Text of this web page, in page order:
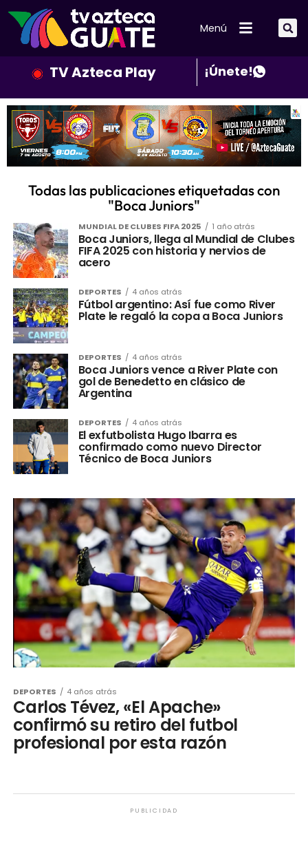
Menú
TV Azteca Play ¡Únete!
Todas las publicaciones etiquetadas con
"Boca Juniors"
MUNDIAL DE CLUBES FIFA 2025 1 año atrás
Boca Juniors, llega al Mundial de Clubes
FIFA 2025 con historia y nervios de
acero
DEPORTES 4 años atrás
Fútbol argentino: Así fue como River
Plate le regaló la copa a Boca Juniors
DEPORTES 4 años atrás
Boca Juniors vence a River Plate con
gol de Benedetto en clásico de
Argentina
DEPORTES 4 años atrás
El exfutbolista Hugo Ibarra es
confirmado como nuevo Director
Técnico de Boca Juniors
DEPORTES 4 años atrás
Carlos Tévez, «El Apache»
confirmó su retiro del futbol
profesional por esta razón
PUBLICIDAD